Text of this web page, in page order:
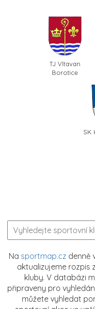
TJ Vltavan
Borotice
SK
Na sportmap.cz denně
aktualizujeme rozpis
kluby. V databázi
připraveny pro
můžete vyhledat